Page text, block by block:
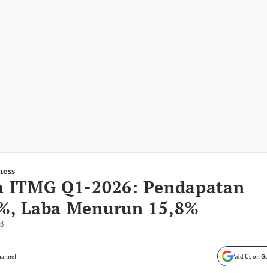
ITMG Q1-2026: Pendapatan
Laba Menurun 15,8%
Add Us on